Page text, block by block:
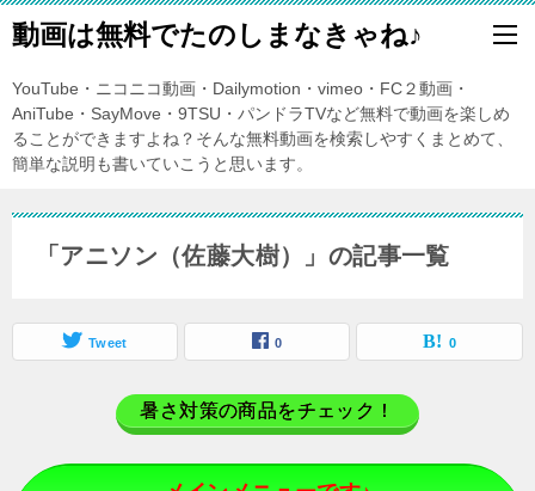
動画は無料でたのしまなきゃね♪
YouTube・ニコニコ動画・Dailymotion・vimeo・FC２動画・
AniTube・SayMove・9TSU・パンドラTVなど無料で動画を楽しめ
ることができますよね？そんな無料動画を検索しやすくまとめて、
簡単な説明も書いていこうと思います。
「アニソン（佐藤大樹）」の記事一覧
Tweet 0 0
暑さ対策の商品をチェック！